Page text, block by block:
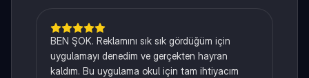
BEN ŞOK. Reklamını sık sık gördüğüm için
uygulamayı denedim ve gerçekten hayran
kaldım. Bu uygulama okul için tam ihtiyacım